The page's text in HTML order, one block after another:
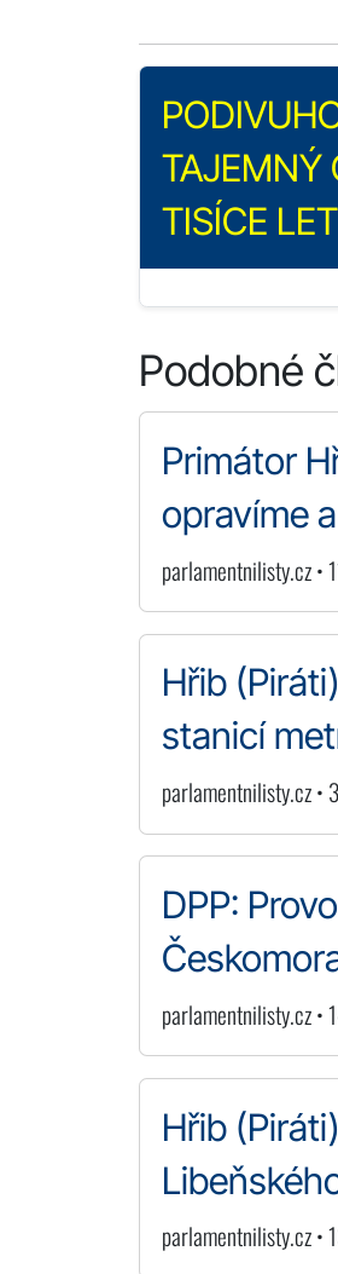
TAJEMNÝ
TISÍCE
Podobné
Primátor
opravíme
parlamentnilisty.cz •
Hřib
stanicí
parlamentnilisty.cz •
DPP:
parlamentnilisty.cz
Hřib
parlamentnilisty.cz •